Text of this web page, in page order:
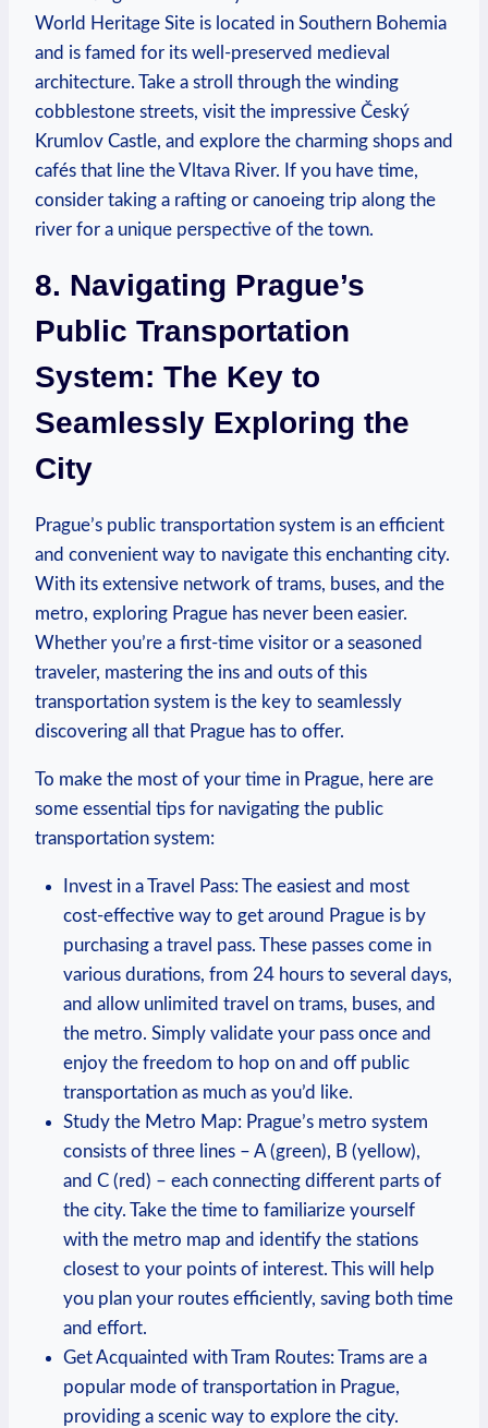
World Heritage Site is located in Southern Bohemia
and is famed for ‍its well-preserved medieval
architecture. Take a stroll through ‍the⁣ winding‌
cobblestone streets, visit the impressive Český
Krumlov ​Castle, ‍and explore⁣ the ⁤charming shops and
cafés⁢ that line the Vltava⁤ River. If you ⁣have time,⁤
consider taking a rafting or canoeing trip along the
river for a unique perspective ⁤of the town.
8.‌ Navigating ​Prague’s
Public Transportation
⁢System: The Key to
Seamlessly ⁣Exploring the
City
Prague’s public⁤ transportation system is ​an efficient
⁢and ⁤convenient way ⁢to‍ navigate this⁢ enchanting city.
​With ‍its‌ extensive network of trams, buses, and⁢ the⁣
metro, exploring Prague has never been easier.
Whether you’re a first-time⁤ visitor or a seasoned​
traveler,⁤ mastering the ins and ‌outs⁣ of‌ this
transportation⁢ system is the key to ⁣seamlessly
discovering all that Prague has ‌to offer.
To make the ​most‌ of ⁣your time in Prague, here are
some essential tips for navigating the public
⁢transportation ​system:
Invest ⁣in a‌ Travel‌ Pass: The easiest‍ and most
cost-effective way to get around Prague is by
purchasing a⁤ travel​ pass. These passes come in⁢
various durations, from 24 ⁤hours to‌ several days,⁤
and allow unlimited travel on trams, buses, and
the metro. Simply validate your pass once‌ and
enjoy the freedom to ⁢hop on and off⁣ public
transportation ‍as ⁣much⁢ as you’d ​like.
Study the Metro Map: Prague’s metro system
consists of three ‍lines ⁣– A (green), B⁢ (yellow),
and C (red) – each connecting different parts of
the city. Take the ⁢time to familiarize yourself
with⁢ the metro map and identify the stations‍
closest to your points of interest.‍ This will help
you‌ plan your routes efficiently, saving both time
and effort.
Get Acquainted⁤ with Tram⁢ Routes: Trams‍ are a
popular ⁤mode of ⁣transportation in Prague,
providing a scenic way ‍to⁣ explore the ⁤city.